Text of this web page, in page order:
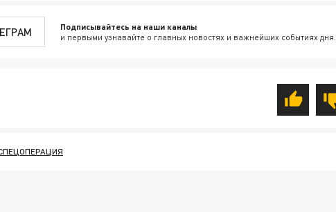
Подписывайтесь на наши каналы
и первыми узнавайте о главных новостях и важнейших событиях дня.